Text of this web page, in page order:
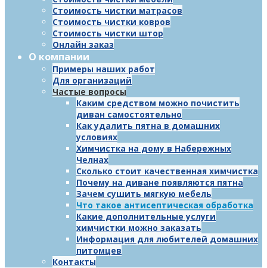
Стоимость чистки матрасов
Стоимость чистки ковров
Стоимость чистки штор
Онлайн заказ
О компании
Примеры наших работ
Для организаций
Частые вопросы
Каким средством можно почистить
диван самостоятельно
Как удалить пятна в домашних
условиях
Химчистка на дому в Набережных
Челнах
Сколько стоит качественная химчистка
Почему на диване появляются пятна
Зачем сушить мягкую мебель
Что такое антисептическая обработка
Какие дополнительные услуги
химчистки можно заказать
Информация для любителей домашних
питомцев
Контакты